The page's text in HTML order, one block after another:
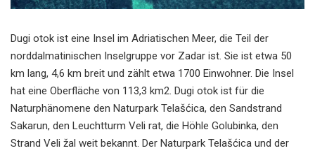
Dugi otok ist eine Insel im Adriatischen Meer, die Teil der
norddalmatinischen Inselgruppe vor Zadar ist. Sie ist etwa 50
km lang, 4,6 km breit und zählt etwa 1700 Einwohner. Die Insel
hat eine Oberfläche von 113,3 km2. Dugi otok ist für die
Naturphänomene den Naturpark Telašćica, den Sandstrand
Sakarun, den Leuchtturm Veli rat, die Höhle Golubinka, den
Strand Veli žal weit bekannt. Der Naturpark Telašćica und der